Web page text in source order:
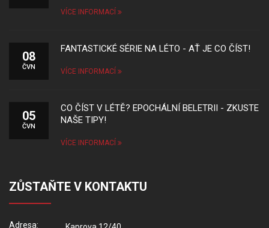
VÍCE INFORMACÍ
08
ČVN
FANTASTICKÉ SÉRIE NA LÉTO - AŤ JE CO ČÍST!
VÍCE INFORMACÍ
05
ČVN
CO ČÍST V LÉTĚ? EPOCHÁLNÍ BELETRII - ZKUSTE
NAŠE TIPY!
VÍCE INFORMACÍ
ZŮSTAŇTE V KONTAKTU
Adresa: